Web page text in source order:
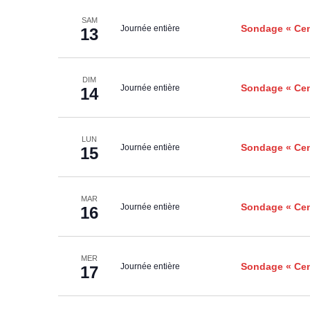
SAM
13 Journée entière Sondage «
DIM
14 Journée entière Sondage «
LUN
15 Journée entière Sondage «
MAR
16 Journée entière Sondage «
MER
17 Journée entière Sondage «